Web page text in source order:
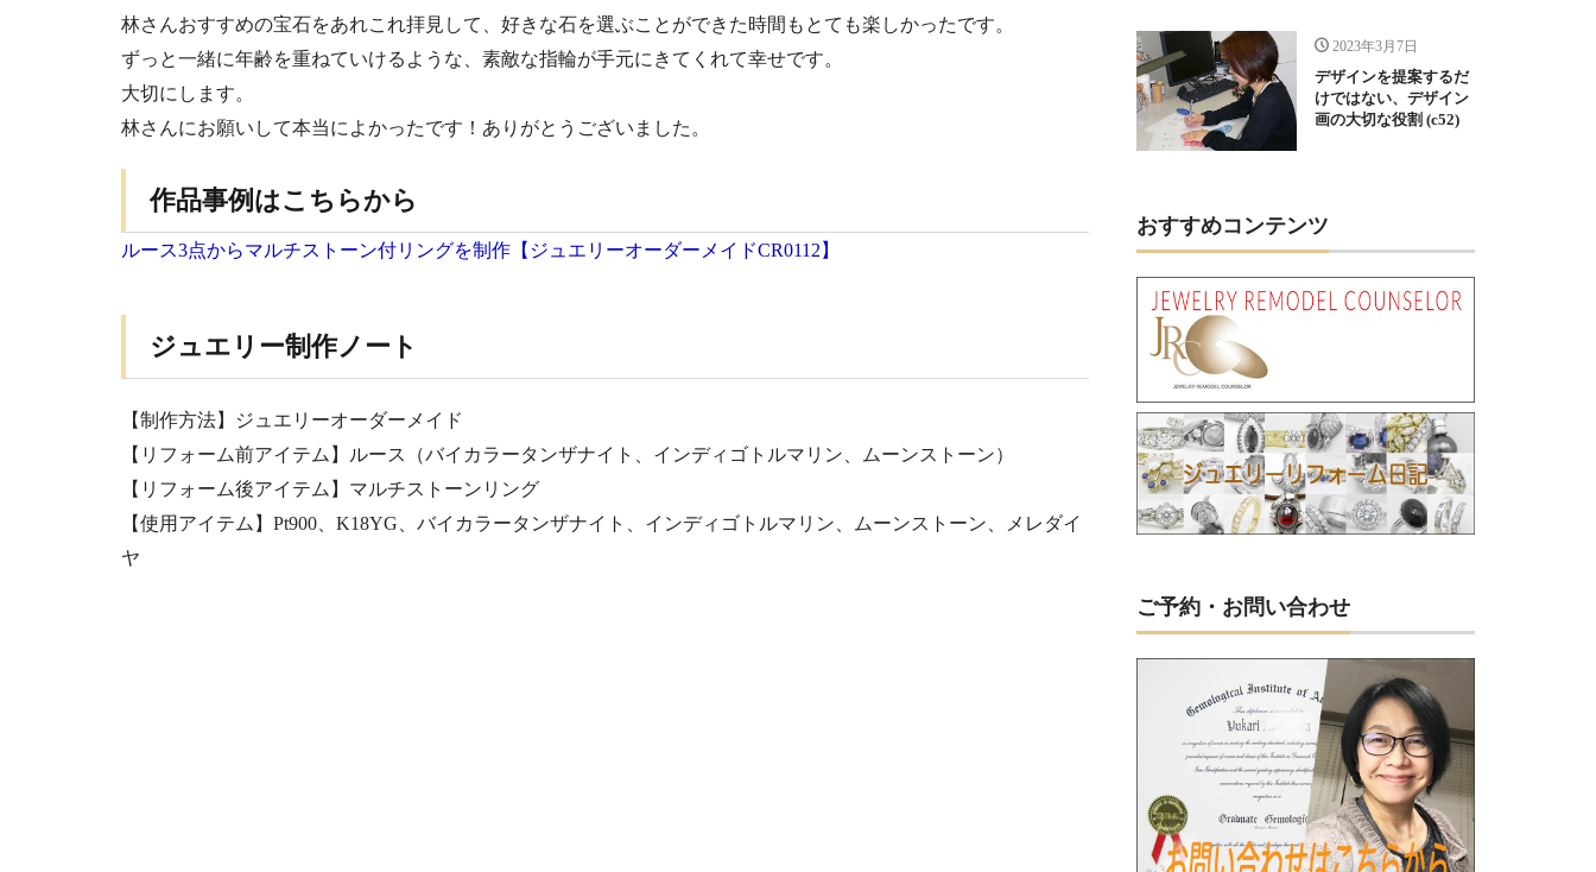
林さんおすすめの宝石をあれこれ拝見して、好きな石を選ぶことができた時間もとても楽しかったです。
ずっと一緒に年齢を重ねていけるような、素敵な指輪が手元にきてくれて幸せです。
大切にします。
林さんにお願いして本当によかったです！ありがとうございました。
作品事例はこちらから
ルース3点からマルチストーン付リングを制作【ジュエリーオーダーメイドCR0112】
ジュエリー制作ノート
【制作方法】ジュエリーオーダーメイド
【リフォーム前アイテム】ルース（バイカラータンザナイト、インディゴトルマリン、ムーンストーン）
【リフォーム後アイテム】マルチストーンリング
【使用アイテム】Pt900、K18YG、バイカラータンザナイト、インディゴトルマリン、ムーンストーン、メレダイ
ヤ
2023年3月7日
デザインを提案するだ
けではない、デザイン
画の大切な役割 (c52)
おすすめコンテンツ
ご予約・お問い合わせ